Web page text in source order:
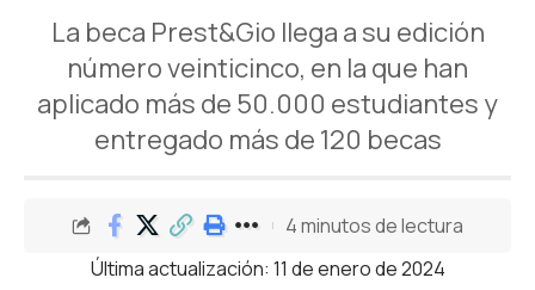
La beca Prest&Gio llega a su edición
número veinticinco, en la que han
aplicado más de 50.000 estudiantes y
entregado más de 120 becas
Última actualización: 11 de enero de 2024
4 minutos de lectura